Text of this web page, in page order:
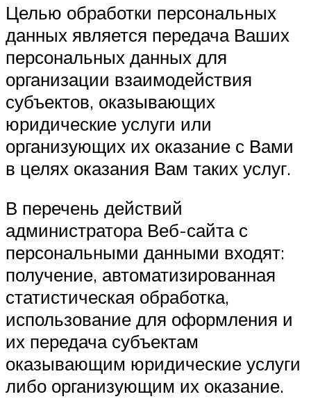
Целью обработки персональных
данных является передача Ваших
персональных данных для
организации взаимодействия
субъектов, оказывающих
юридические услуги или
организующих их оказание с Вами
в целях оказания Вам таких услуг.
В перечень действий
администратора Веб-сайта с
персональными данными входят:
получение, автоматизированная
статистическая обработка,
использование для оформления и
их передача субъектам
оказывающим юридические услуги
либо организующим их оказание.